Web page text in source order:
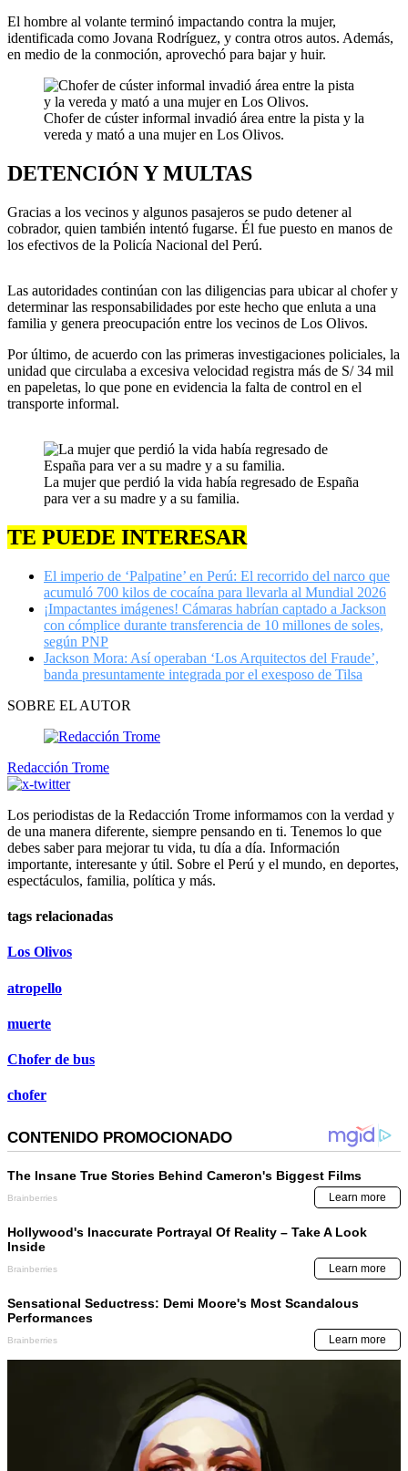
El hombre al volante terminó impactando contra la mujer,
identificada como Jovana Rodríguez, y contra otros autos. Además,
en medio de la conmoción, aprovechó para bajar y huir.
Chofer de cúster informal invadió área entre la pista y la
vereda y mató a una mujer en Los Olivos.
DETENCIÓN Y MULTAS
Gracias a los vecinos y algunos pasajeros se pudo detener al
cobrador, quien también intentó fugarse. Él fue puesto en manos de
los efectivos de la Policía Nacional del Perú.
Las autoridades continúan con las diligencias para ubicar al chofer y
determinar las responsabilidades por este hecho que enluta a una
familia y genera preocupación entre los vecinos de Los Olivos.
Por último, de acuerdo con las primeras investigaciones policiales, la
unidad que circulaba a excesiva velocidad registra más de S/ 34 mil
en papeletas, lo que pone en evidencia la falta de control en el
transporte informal.
La mujer que perdió la vida había regresado de España
para ver a su madre y a su familia.
TE PUEDE INTERESAR
El imperio de ‘Palpatine’ en Perú: El recorrido del narco que
acumuló 700 kilos de cocaína para llevarla al Mundial 2026
¡Impactantes imágenes! Cámaras habrían captado a Jackson
con cómplice durante transferencia de 10 millones de soles,
según PNP
Jackson Mora: Así operaban ‘Los Arquitectos del Fraude’,
banda presuntamente integrada por el exesposo de Tilsa
SOBRE EL AUTOR
Redacción Trome
Los periodistas de la Redacción Trome informamos con la verdad y
de una manera diferente, siempre pensando en ti. Tenemos lo que
debes saber para mejorar tu vida, tu día a día. Información
importante, interesante y útil. Sobre el Perú y el mundo, en deportes,
espectáculos, familia, política y más.
tags relacionadas
Los Olivos
atropello
muerte
Chofer de bus
chofer